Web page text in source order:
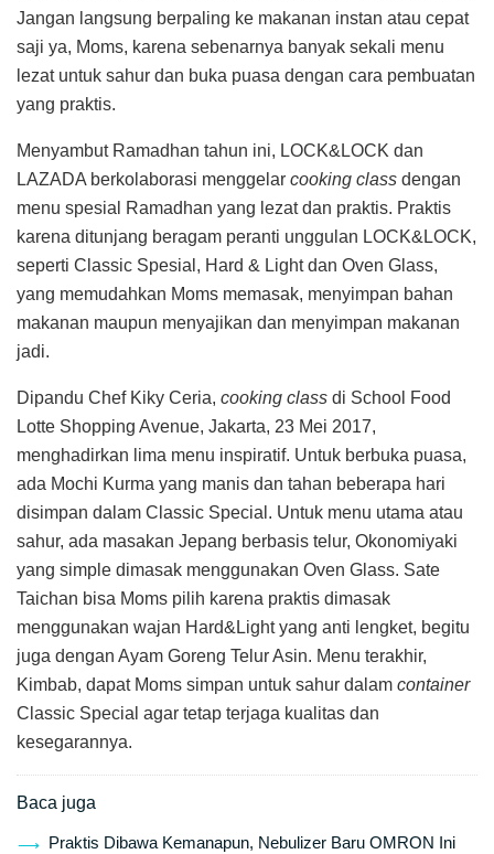
Jangan langsung berpaling ke makanan instan atau cepat
saji ya, Moms, karena sebenarnya banyak sekali menu
lezat untuk sahur dan buka puasa dengan cara pembuatan
yang praktis.
Menyambut Ramadhan tahun ini, LOCK&LOCK dan
LAZADA berkolaborasi menggelar cooking class dengan
menu spesial Ramadhan yang lezat dan praktis. Praktis
karena ditunjang beragam peranti unggulan LOCK&LOCK,
seperti Classic Spesial, Hard & Light dan Oven Glass,
yang memudahkan Moms memasak, menyimpan bahan
makanan maupun menyajikan dan menyimpan makanan
jadi.
Dipandu Chef Kiky Ceria, cooking class di School Food
Lotte Shopping Avenue, Jakarta, 23 Mei 2017,
menghadirkan lima menu inspiratif. Untuk berbuka puasa,
ada Mochi Kurma yang manis dan tahan beberapa hari
disimpan dalam Classic Special. Untuk menu utama atau
sahur, ada masakan Jepang berbasis telur, Okonomiyaki
yang simple dimasak menggunakan Oven Glass. Sate
Taichan bisa Moms pilih karena praktis dimasak
menggunakan wajan Hard&Light yang anti lengket, begitu
juga dengan Ayam Goreng Telur Asin. Menu terakhir,
Kimbab, dapat Moms simpan untuk sahur dalam container
Classic Special agar tetap terjaga kualitas dan
kesegarannya.
Baca juga
Praktis Dibawa Kemanapun, Nebulizer Baru OMRON Ini